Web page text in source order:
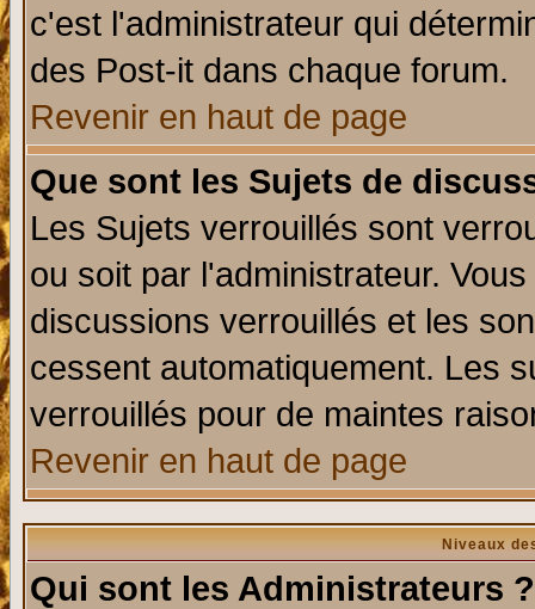
c'est l'administrateur qui
des Post-it dans chaque forum.
Revenir en haut de page
Que sont les Sujets de
Les Sujets verrouillés sont
ou soit par l'administrateur.
discussions verrouillés et les
cessent automatiquement. Les
verrouillés pour de maintes
Revenir en haut de page
Niveaux
Qui sont les Administrateurs ?